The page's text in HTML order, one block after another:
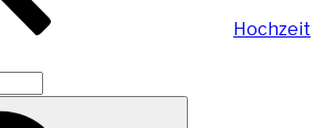
Hochzeit